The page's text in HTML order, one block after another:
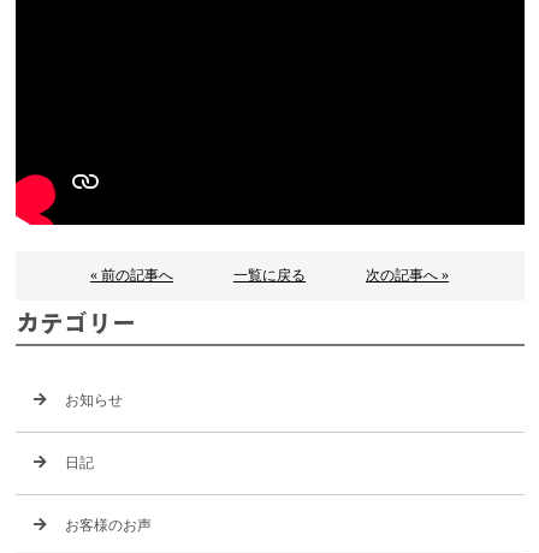
« 前の記事へ 一覧に戻る 次の記事へ »
カテゴリー
お知らせ
日記
お客様のお声